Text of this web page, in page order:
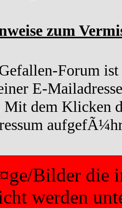
zum
Forum
E-
Mit dem Klicken
Bilder die
werden